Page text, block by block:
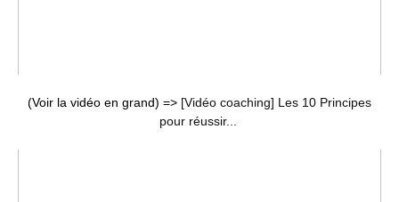
(Voir la vidéo en grand) => [Vidéo coaching] Les 10 Principes
pour réussir...